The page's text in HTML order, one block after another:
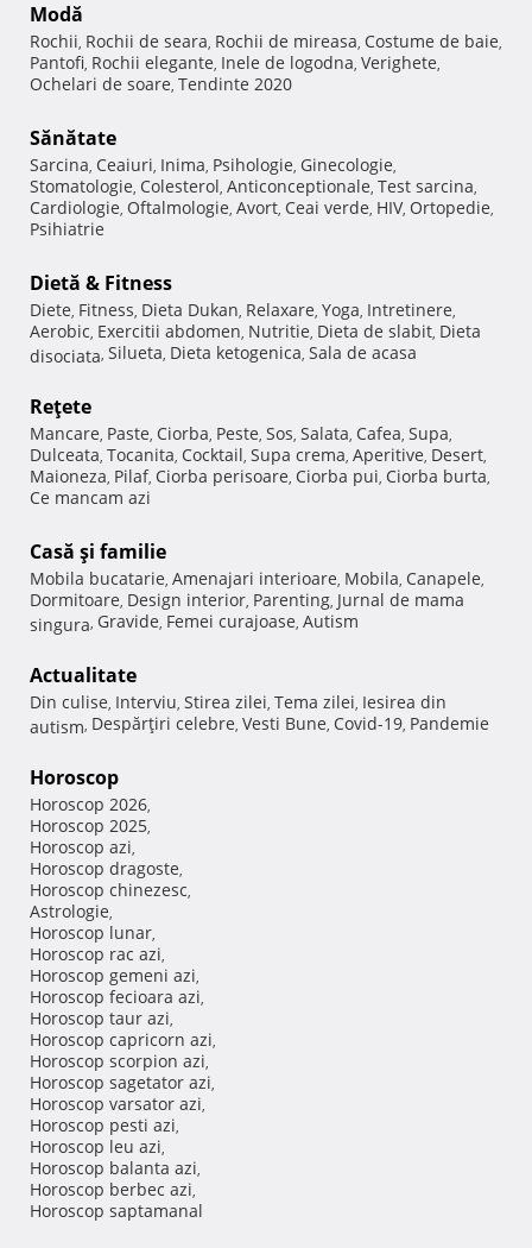
Modă
Rochii, Rochii de seara, Rochii de mireasa, Costume de baie,
Pantofi, Rochii elegante, Inele de logodna, Verighete,
Ochelari de soare, Tendinte 2020
Sănătate
Sarcina, Ceaiuri, Inima, Psihologie, Ginecologie,
Stomatologie, Colesterol, Anticonceptionale, Test sarcina,
Cardiologie, Oftalmologie, Avort, Ceai verde, HIV, Ortopedie,
Psihiatrie
Dietă & Fitness
Diete, Fitness, Dieta Dukan, Relaxare, Yoga, Intretinere,
Aerobic, Exercitii abdomen, Nutritie, Dieta de slabit, Dieta
disociata, Silueta, Dieta ketogenica, Sala de acasa
Reţete
Mancare, Paste, Ciorba, Peste, Sos, Salata, Cafea, Supa,
Dulceata, Tocanita, Cocktail, Supa crema, Aperitive, Desert,
Maioneza, Pilaf, Ciorba perisoare, Ciorba pui, Ciorba burta,
Ce mancam azi
Casă şi familie
Mobila bucatarie, Amenajari interioare, Mobila, Canapele,
Dormitoare, Design interior, Parenting, Jurnal de mama
singura, Gravide, Femei curajoase, Autism
Actualitate
Din culise, Interviu, Stirea zilei, Tema zilei, Iesirea din
autism, Despărţiri celebre, Vesti Bune, Covid-19, Pandemie
Horoscop
Horoscop 2026,
Horoscop 2025,
Horoscop azi,
Horoscop dragoste,
Horoscop chinezesc,
Astrologie,
Horoscop lunar,
Horoscop rac azi,
Horoscop gemeni azi,
Horoscop fecioara azi,
Horoscop taur azi,
Horoscop capricorn azi,
Horoscop scorpion azi,
Horoscop sagetator azi,
Horoscop varsator azi,
Horoscop pesti azi,
Horoscop leu azi,
Horoscop balanta azi,
Horoscop berbec azi,
Horoscop saptamanal